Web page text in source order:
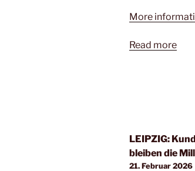
More
Read more
LEIPZIG:
bleiben die
21. Februar 2026